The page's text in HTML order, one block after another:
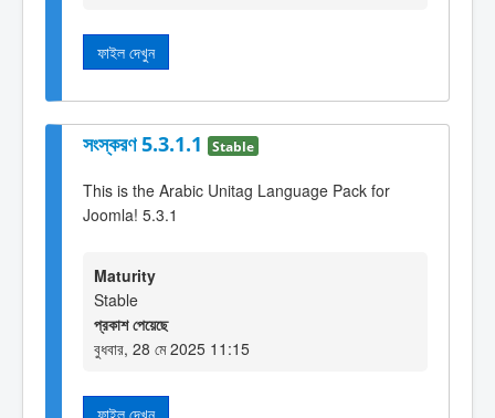
ফাইল দেখুন
সংস্করণ 5.3.1.1 Stable
This is the Arabic Unitag Language Pack for
Joomla! 5.3.1
Maturity
Stable
প্রকাশ পেয়েছে
বুধবার, 28 মে 2025 11:15
ফাইল দেখুন